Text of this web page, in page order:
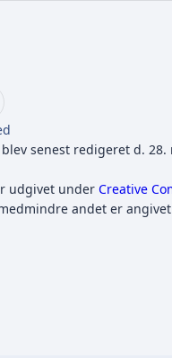
senest redigeret d. 28.
udgivet under Creative
andet er